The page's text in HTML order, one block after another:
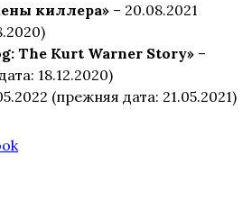
киллера» – 20.08.2021
The Kurt Warner Story» –
18.12.2020)
(прежняя дата: 21.05.2021)